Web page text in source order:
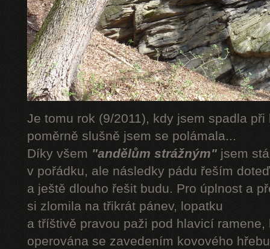
Je tomu rok (9/2011), kdy jsem spadla
poměrně slušně jsem se polámala...
Díky všem "andělům strážným" jsem
v pořádku, ale následky pádu řeším doteď
a ještě dlouho řešit budu. Pro úplnost a
si zlomila na třikrát pánev, lopatku
a tříštivě pravou paži pod hlavicí ramene,
operována se zavedením kovového